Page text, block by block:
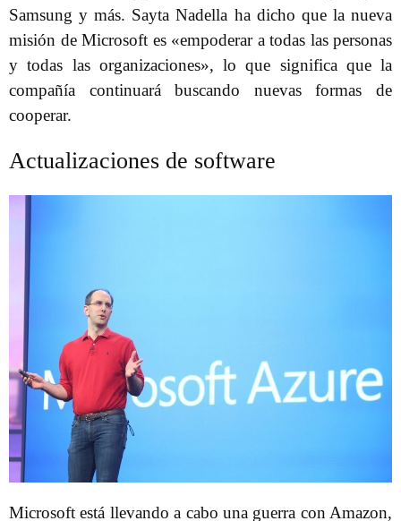
Samsung y más. Sayta Nadella ha dicho que la nueva
misión de Microsoft es «empoderar a todas las personas
y todas las organizaciones», lo que significa que la
compañía continuará buscando nuevas formas de
cooperar.
Actualizaciones de software
Microsoft está llevando a cabo una guerra con Amazon,